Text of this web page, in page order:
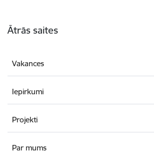
Ātrās saites
Vakances
Iepirkumi
Projekti
Par mums